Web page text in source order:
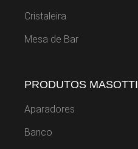
Cristaleira
Mesa de Bar
PRODUTOS MASOTTI
Aparadores
Banco